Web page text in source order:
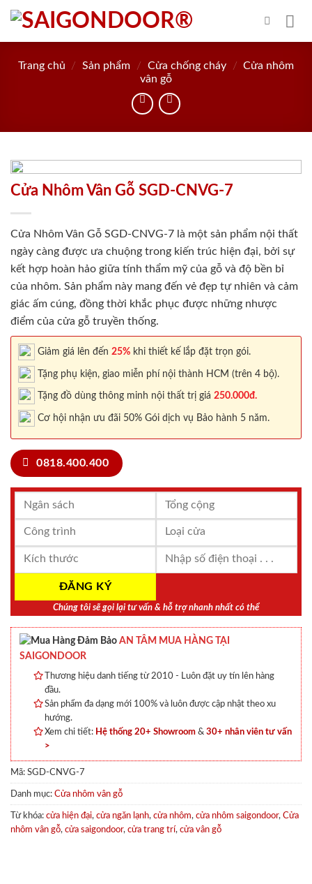
Skip
content
Trang chủ / Sản phẩm / Cửa chống cháy / Cửa nhôm
vân gỗ
Cửa Nhôm Vân Gỗ SGD-CNVG-7
Cửa Nhôm Vân Gỗ SGD-CNVG-7 là một sản phẩm nội thất
ngày càng được ưa chuộng trong kiến trúc hiện đại, bởi sự
kết hợp hoàn hảo giữa tính thẩm mỹ của gỗ và độ bền bỉ
của nhôm. Sản phẩm này mang đến vẻ đẹp tự nhiên và cảm
giác ấm cúng, đồng thời khắc phục được những nhược
điểm của cửa gỗ truyền thống.
Giảm giá lên đến 25% khi thiết kế lắp đặt trọn gói.
Tặng phụ kiện, giao miễn phí nội thành HCM (trên 4 bộ).
Tặng đồ dùng thông minh nội thất trị giá 250.000đ.
Cơ hội nhận ưu đãi 50% Gói dịch vụ Bảo hành 5 năm.
0818.400.400
Chúng tôi sẽ gọi lại tư vấn & hỗ trợ nhanh nhất có thể
AN TÂM MUA HÀNG TẠI
SAIGONDOOR
Thương hiệu danh tiếng từ 2010 - Luôn đặt uy tín lên hàng
đầu.
Sản phẩm đa dạng mới 100% và luôn được cập nhật theo xu
hướng.
Xem chi tiết: Hệ thống 20+ Showroom & 30+ nhân viên tư vấn
>
Mã: SGD-CNVG-7
Danh mục: Cửa nhôm vân gỗ
Từ khóa: cửa hiện đại, cửa ngăn lạnh, cửa nhôm, cửa nhôm saigondoor, Cửa
nhôm vân gỗ, cửa saigondoor, cửa trang trí, cửa vân gỗ